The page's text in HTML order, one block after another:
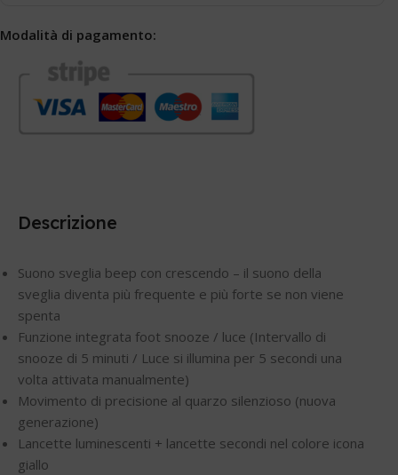
Modalità di pagamento:
Descrizione
Suono sveglia beep con crescendo – il suono della
sveglia diventa più frequente e più forte se non viene
spenta
Funzione integrata foot snooze / luce (Intervallo di
snooze di 5 minuti / Luce si illumina per 5 secondi una
volta attivata manualmente)
Movimento di precisione al quarzo silenzioso (nuova
generazione)
Lancette luminescenti + lancette secondi nel colore icona
giallo